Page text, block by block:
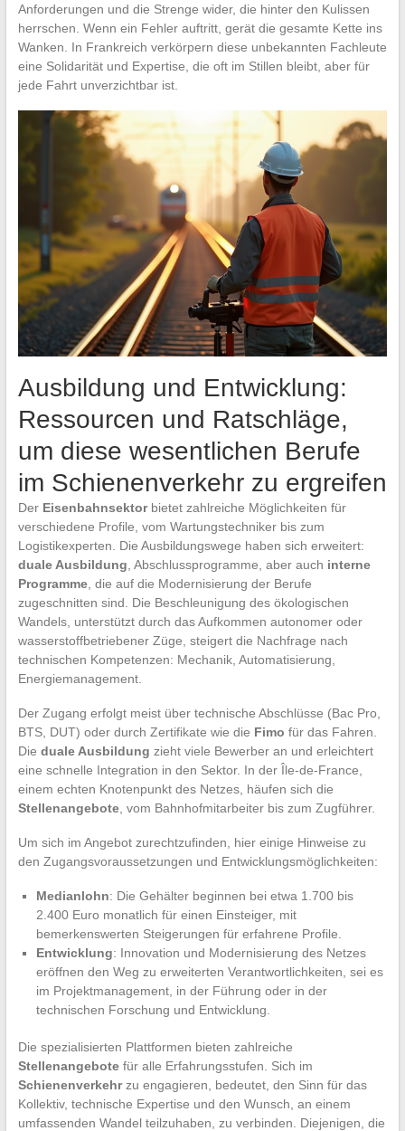
Anforderungen und die Strenge wider, die hinter den Kulissen
herrschen. Wenn ein Fehler auftritt, gerät die gesamte Kette ins
Wanken. In Frankreich verkörpern diese unbekannten Fachleute
eine Solidarität und Expertise, die oft im Stillen bleibt, aber für
jede Fahrt unverzichtbar ist.
Ausbildung und Entwicklung:
Ressourcen und Ratschläge,
um diese wesentlichen Berufe
im Schienenverkehr zu ergreifen
Der Eisenbahnsektorbietet zahlreiche Möglichkeiten für
verschiedene Profile, vom Wartungstechniker bis zum
Logistikexperten. Die Ausbildungswege haben sich erweitert:
duale Ausbildung , Abschlussprogramme, aber auch interne
Programme, die auf die Modernisierung der Berufe
zugeschnitten sind. Die Beschleunigung des ökologischen
Wandels, unterstützt durch das Aufkommen autonomer oder
wasserstoffbetriebener Züge, steigert die Nachfrage nach
technischen Kompetenzen: Mechanik, Automatisierung,
Energiemanagement.
Der Zugang erfolgt meist über technische Abschlüsse (Bac Pro,
BTS, DUT) oder durch Zertifikate wie die Fimo für das Fahren.
Die duale Ausbildung zieht viele Bewerber an und erleichtert
eine schnelle Integration in den Sektor. In der Île-de-France,
einem echten Knotenpunkt des Netzes, häufen sich die
Stellenangebote, vom Bahnhofmitarbeiter bis zum Zugführer.
Um sich im Angebot zurechtzufinden, hier einige Hinweise zu
den Zugangsvoraussetzungen und Entwicklungsmöglichkeiten:
Medianlohn: Die Gehälter beginnen bei etwa 1.700 bis
2.400 Euro monatlich für einen Einsteiger, mit
bemerkenswerten Steigerungen für erfahrene Profile.
Entwicklung: Innovation und Modernisierung des Netzes
eröffnen den Weg zu erweiterten Verantwortlichkeiten, sei es
im Projektmanagement, in der Führung oder in der
technischen Forschung und Entwicklung.
Die spezialisierten Plattformen bieten zahlreiche
Stellenangebotefür alle Erfahrungsstufen. Sich im
Schienenverkehrzu engagieren, bedeutet, den Sinn für das
Kollektiv, technische Expertise und den Wunsch, an einem
umfassenden Wandel teilzuhaben, zu verbinden. Diejenigen, die